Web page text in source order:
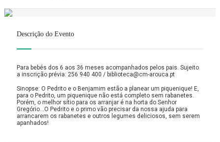
Descrição do Evento
Para bebés dos 6 aos 36 meses acompanhados pelos pais. Sujeito
a inscrição prévia: 256 940 400 / biblioteca@cm-arouca.pt
Sinopse: O Pedrito e o Benjamim estão a planear um piquenique! E,
para o Pedrito, um piquenique não está completo sem rabanetes.
Porém, o melhor sítio para os arranjar é na horta do Senhor
Gregório…O Pedrito e o primo vão precisar da nossa ajuda para
arrancarem os rabanetes e outros legumes deliciosos, sem serem
apanhados!